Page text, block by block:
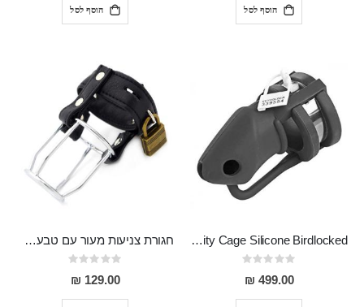
הוסף לסל הוסף לסל
Chastity Cage Silicone Birdlocked חגורת צניעות מסיליקון רפואי
Rating:
0%
499.00 ₪
חגורת צניעות מעור עם טבעת מתכת "Charon"
Rating:
0%
129.00 ₪